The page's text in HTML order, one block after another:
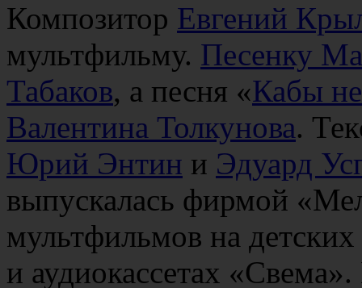
Композитор Евгений
мультфильму. Песенку
Табаков, а песня «Кабы
Валентина Толкунова.
Юрий Энтин и Эдуард
выпускалась фирмой
мультфильмов на
и аудиокассетах